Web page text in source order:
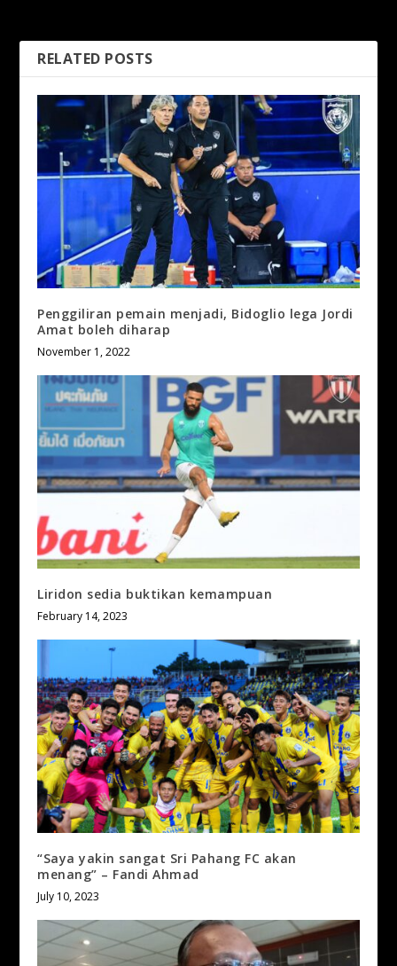
RELATED POSTS
Penggiliran pemain menjadi, Bidoglio lega Jordi
Amat boleh diharap
November 1, 2022
Liridon sedia buktikan kemampuan
February 14, 2023
“Saya yakin sangat Sri Pahang FC akan
menang” – Fandi Ahmad
July 10, 2023